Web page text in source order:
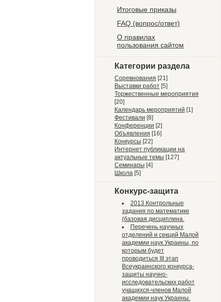
Итоговые приказы
FAQ (вопрос/ответ)
О правилах
пользования сайтом
Категории раздела
Соревнования [21]
Выставки работ [5]
Торжественные мероприятия
[20]
Календарь мероприятий [1]
Фестивали [8]
Конференции [2]
Объявления [16]
Конкурсы [22]
Интернет публикации на
актуальные темы [127]
Семинары [4]
Школа [5]
Конкурс-защита
2013 Контрольные
задания по математике
(базовая дисциплина.
Перечень научных
отделений и секций Малой
академии наук Украины, по
которым будет
проводиться III этап
Всеукраинского конкурса-
защиты научно-
исследовательских работ
учащихся-членов Малой
академии наук Украины.